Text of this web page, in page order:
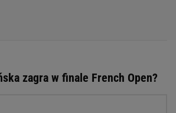
zagra w finale French Open?